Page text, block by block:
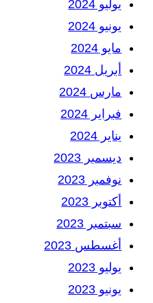
يوليو 2024
يونيو 2024
مايو 2024
أبريل 2024
مارس 2024
فبراير 2024
يناير 2024
ديسمبر 2023
نوفمبر 2023
أكتوبر 2023
سبتمبر 2023
أغسطس 2023
يوليو 2023
يونيو 2023